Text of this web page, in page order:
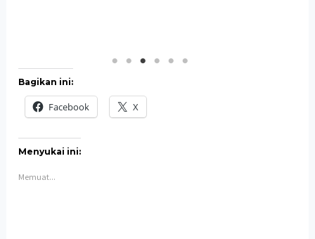
Bagikan ini:
Facebook X
Menyukai ini:
Memuat...